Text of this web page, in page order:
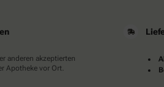
anderen akzeptierten
Apotheke vor Ort.